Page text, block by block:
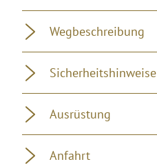
Wegbeschreibung
Sicherheitshinweise
Ausrüstung
Anfahrt